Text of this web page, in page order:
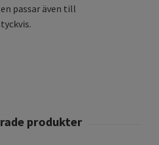
passar även till